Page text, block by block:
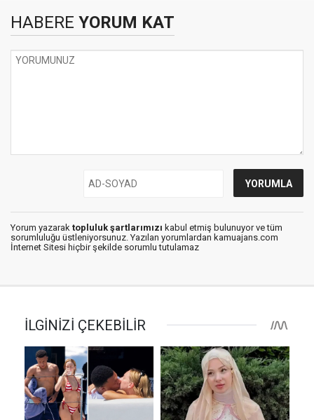
HABERE YORUM KAT
Yorum yazarak topluluk şartlarımızı kabul etmiş bulunuyor ve tüm
sorumluluğu üstleniyorsunuz. Yazılan yorumlardan kamuajans.com
İnternet Sitesi hiçbir şekilde sorumlu tutulamaz